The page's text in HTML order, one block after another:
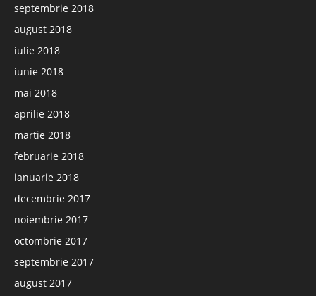
septembrie 2018
august 2018
iulie 2018
iunie 2018
mai 2018
aprilie 2018
martie 2018
februarie 2018
ianuarie 2018
decembrie 2017
noiembrie 2017
octombrie 2017
septembrie 2017
august 2017